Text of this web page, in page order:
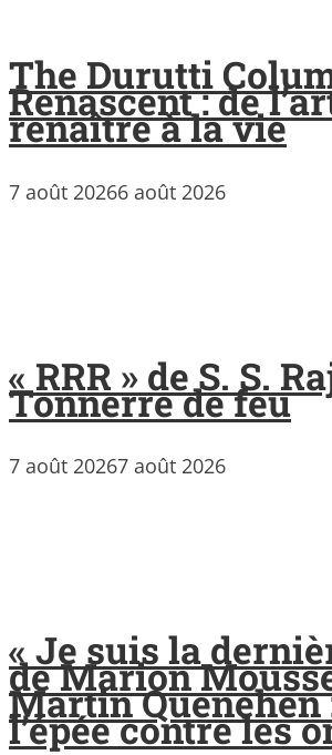
The Durutti
Renascent : de
renaître à la vie
7 août 20266 août 2026
« RRR » de S. S.
Tonnerre de feu
7 août 20267 août 2026
« Je suis la
de Marion
Martin Quenehen
l’épée contre les